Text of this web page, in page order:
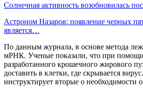
Солнечная активность возобновилась
Астроном Назаров: появление черных
является…
По данным журнала, в основе метода
мРНК. Ученые показали, что при
разработанного крошечного жирового
доставить в клетки, где скрывается
инструктирует вторые о